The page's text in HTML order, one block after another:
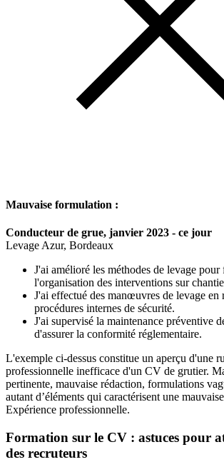
Mauvaise formulation :
Conducteur de grue, janvier 2023 - ce jour
Levage Azur, Bordeaux
J'ai amélioré les méthodes de levage
l'organisation des interventions sur
J'ai effectué des manœuvres de levage en
procédures internes de sécurité.
J'ai supervisé la maintenance préventive
d'assurer la conformité réglementaire.
L'exemple ci-dessus constitue un aperçu d'une
professionnelle inefficace d'un CV de grutier.
pertinente, mauvaise rédaction, formulations
autant d’éléments qui caractérisent une
Expérience professionnelle.
Formation sur le CV : astuces pour
des recruteurs